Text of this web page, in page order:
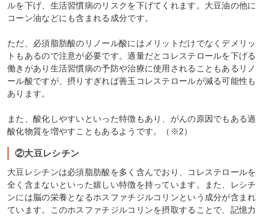
ルを下げ、生活習慣病のリスクを下げてくれます。大豆油の他に
コーン油などにも含まれる成分です。
ただ、必須脂肪酸のリノール酸にはメリットだけでなくデメリッ
トもあるので注意が必要です。適量だとコレステロールを下げる
働きがあり生活習慣病の予防や治療に使用されることもあるリノ
ール酸ですが、摂りすぎれば善玉コレステロールが減る可能性も
あります。
また、酸化しやすいといった特徴もあり、がんの原因でもある過
酸化物質を増やすこともあるようです。（※2）
②大豆レシチン
大豆レシチンは必須脂肪酸を多く含んでおり、コレステロールを
全く含まないといった嬉しい特徴を持っています。また、レシチ
ンには脳の栄養となるホスファチジルコリンという成分が含まれ
ています。このホスファチジルコリンを摂取することで、記憶力